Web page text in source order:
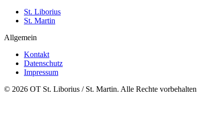
St. Liborius
St. Martin
Allgemein
Kontakt
Datenschutz
Impressum
© 2026 OT St. Liborius / St. Martin. Alle Rechte vorbehalten